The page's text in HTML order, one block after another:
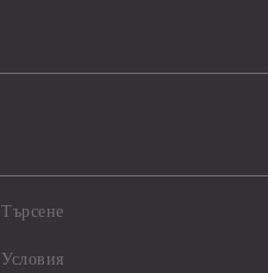
Търсене
Условия